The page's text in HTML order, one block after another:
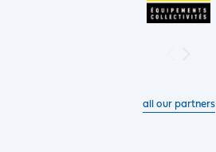
all our partners